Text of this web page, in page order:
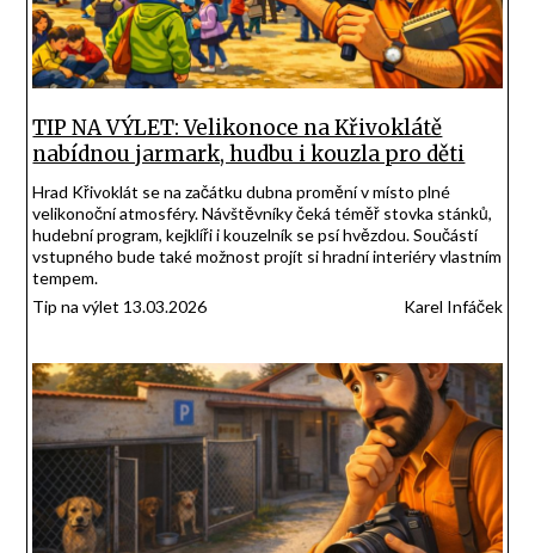
TIP NA VÝLET: Velikonoce na Křivoklátě
nabídnou jarmark, hudbu i kouzla pro děti
Hrad Křivoklát se na začátku dubna promění v místo plné
velikonoční atmosféry. Návštěvníky čeká téměř stovka stánků,
hudební program, kejklíři i kouzelník se psí hvězdou. Součástí
vstupného bude také možnost projít si hradní interiéry vlastním
tempem.
Tip na výlet 13.03.2026
Karel Infáček